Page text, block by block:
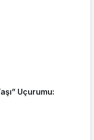
Uçurumu: